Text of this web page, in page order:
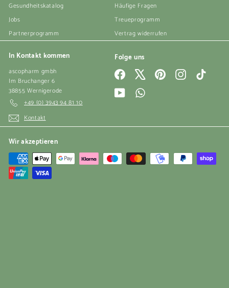
Gesundheitskatalog
Jobs
Partnerprogramm
Häufige Fragen
Treueprogramm
Vertrag widerrufen
In Kontakt kommen
ascopharm gmbh
Im Bruchanger 6
38855 Wernigerode
+49 (0) 3943 94 81 10
Kontakt
Folge uns
Facebook PinterestInstagramTikTok
YouTubeWhatsApp
Wir akzeptieren